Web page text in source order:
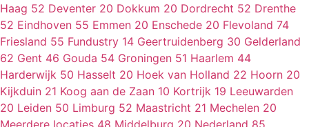
Haag 52 Deventer 20 Dokkum 20 Dordrecht 52 Drenthe
52 Eindhoven 55 Emmen 20 Enschede 20 Flevoland 74
Friesland 55 Fundustry 14 Geertruidenberg 30 Gelderland
62 Gent 46 Gouda 54 Groningen 51 Haarlem 44
Harderwijk 50 Hasselt 20 Hoek van Holland 22 Hoorn 20
Kijkduin 21 Koog aan de Zaan 10 Kortrijk 19 Leeuwarden
20 Leiden 50 Limburg 52 Maastricht 21 Mechelen 20
Meerdere locaties 48 Middelburg 20 Nederland 85